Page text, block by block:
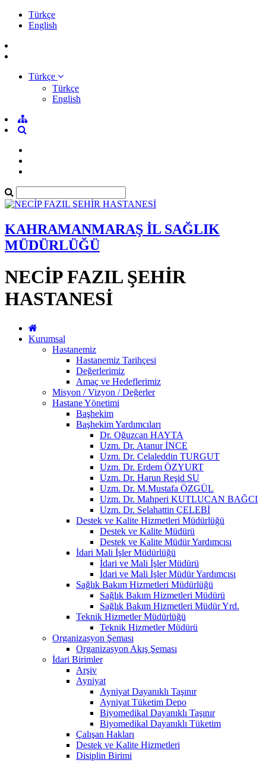
Türkçe
English
Türkçe
Türkçe
English
KAHRAMANMARAŞ İL SAĞLIK
MÜDÜRLÜĞÜ
NECİP FAZIL ŞEHİR
HASTANESİ
Kurumsal
Hastanemiz
Hastanemiz Tarihçesi
Değerlerimiz
Amaç ve Hedeflerimiz
Misyon / Vizyon / Değerler
Hastane Yönetimi
Başhekim
Başhekim Yardımcıları
Dr. Oğuzcan HAYTA
Uzm. Dr. Atanur İNCE
Uzm. Dr. Celaleddin TURGUT
Uzm. Dr. Erdem ÖZYURT
Uzm. Dr. Harun Reşid SU
Uzm. Dr. M.Mustafa ÖZGÜL
Uzm. Dr. Mahperi KUTLUCAN BAĞCI
Uzm. Dr. Selahattin ÇELEBİ
Destek ve Kalite Hizmetleri Müdürlüğü
Destek ve Kalite Müdürü
Destek ve Kalite Müdür Yardımcısı
İdari Mali İşler Müdürlüğü
İdari ve Mali İşler Müdürü
İdari ve Mali İşler Müdür Yardımcısı
Sağlık Bakım Hizmetleri Müdürlüğü
Sağlık Bakım Hizmetleri Müdürü
Sağlık Bakım Hizmetleri Müdür Yrd.
Teknik Hizmetler Müdürlüğü
Teknik Hizmetler Müdürü
Organizasyon Şeması
Organizasyon Akış Şeması
İdari Birimler
Arşiv
Ayniyat
Ayniyat Dayanıklı Taşınır
Ayniyat Tüketim Depo
Biyomedikal Dayanıklı Taşınır
Biyomedikal Dayanıklı Tüketim
Çalışan Hakları
Destek ve Kalite Hizmetleri
Disiplin Birimi